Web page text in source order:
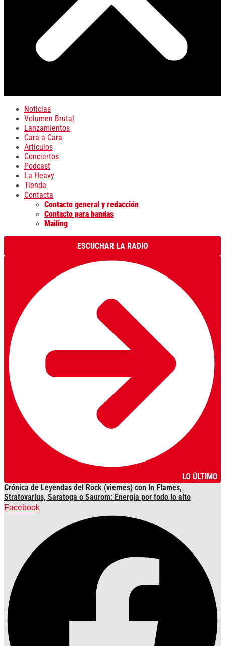
Noticias
Volumen Brutal
Lanzamientos
Cara a Cara
Artículos
Conciertos
Podcast
La Heavy
Tienda
Contacta
Contacto general y redacción
Contacto para bandas
Mailing
ESCUCHAR LA RADIO
LO ÚLTIMO
Crónica de Leyendas del Rock (viernes) con In Flames,
Stratovarius, Saratoga o Saurom: Energía por todo lo alto
Facebook